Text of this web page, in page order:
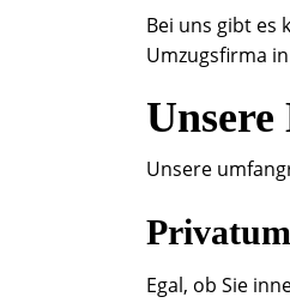
Bei uns gibt es
Umzugsfirma
Unsere
Unsere
Egal, ob Sie